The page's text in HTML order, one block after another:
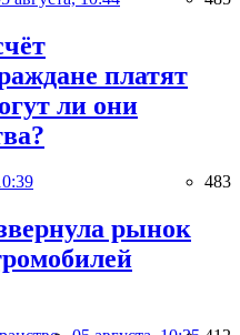
платят
ли они
483
рынок